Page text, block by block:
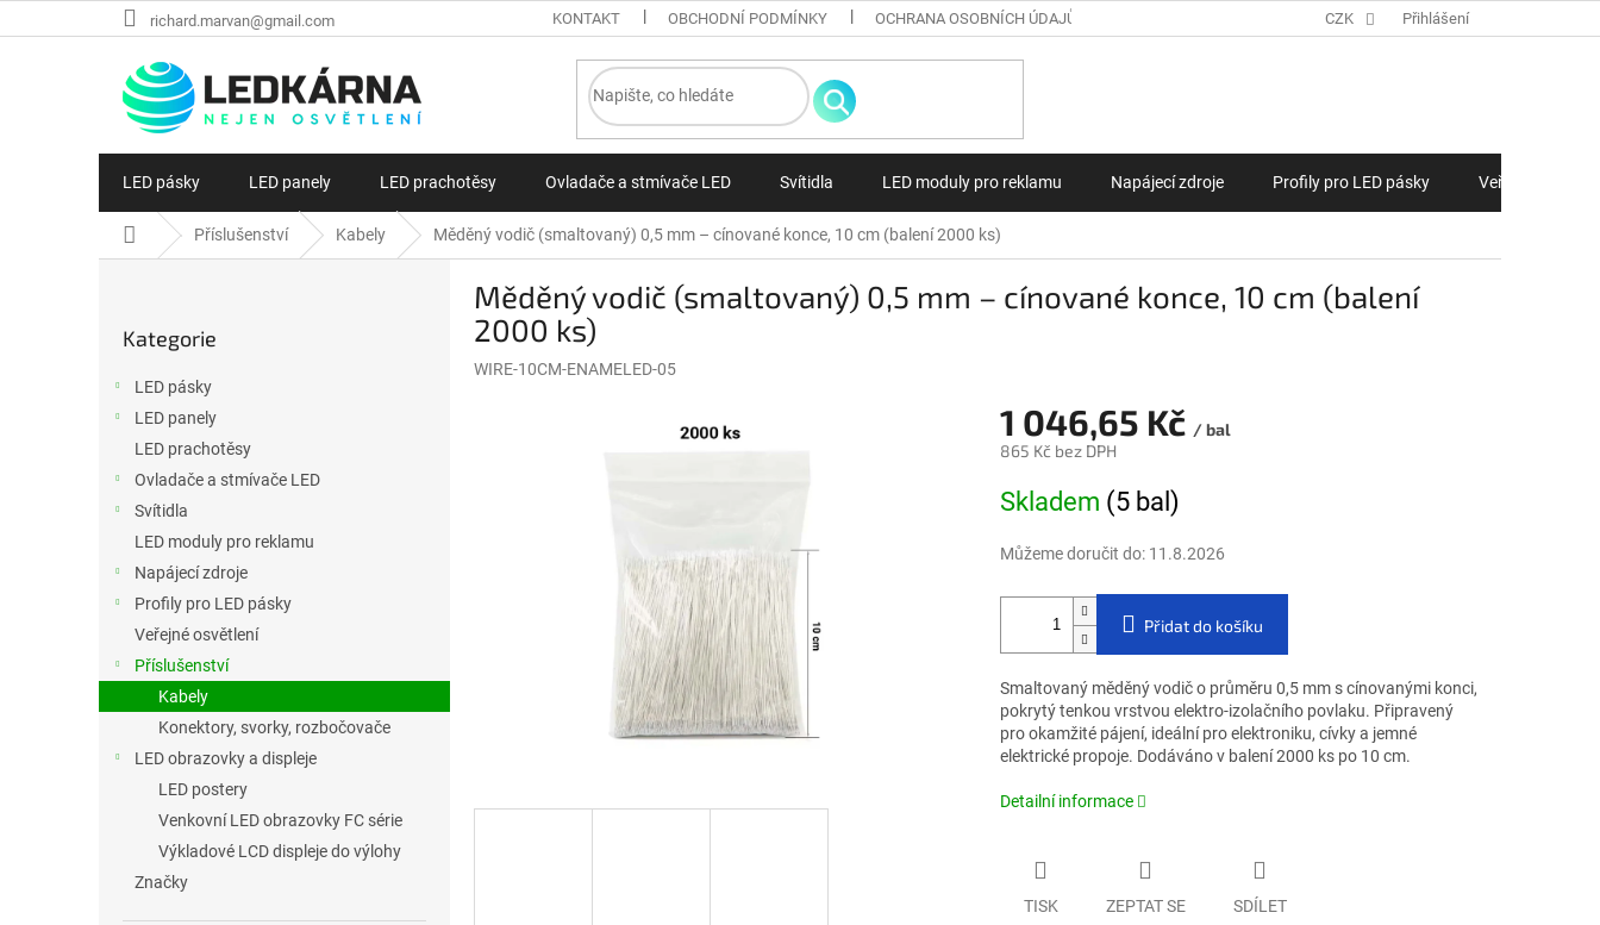
richard.marvan@gmail.com KONTAKT OBCHODNÍ PODMÍNKY OCHRANA OSOBNÍCH ÚDAJŮ ZAKÁZKOVÁ VÝROBA LED PÁSKŮ, LED MODULŮ NA MÍRU
CZK Přihlášení
LED pásky LED panely LED prachotěsy Ovladače a stmívače LED Svítidla LED moduly pro reklamu Napájecí zdroje Profily pro LED pásky Veřejné
Domů Příslušenství Kabely Měděný vodič (smaltovaný) 0,5 mm – cínované konce, 10 cm (balení 2000 ks)
Kategorie
LED pásky
LED panely
LED prachotěsy
Ovladače a stmívače LED
Svítidla
LED moduly pro reklamu
Napájecí zdroje
Profily pro LED pásky
Veřejné osvětlení
Příslušenství
Kabely
Konektory, svorky, rozbočovače
LED obrazovky a displeje
LED postery
Venkovní LED obrazovky FC série
Výkladové LCD displeje do výlohy
Značky
Měděný vodič (smaltovaný) 0,5 mm – cínované konce, 10 cm (balení
2000 ks)
WIRE-10CM-ENAMELED-05
1 046,65 Kč / bal
865 Kč bez DPH
Skladem (5 bal)
Můžeme doručit do: 11.8.2026
Přidat do košíku
Smaltovaný měděný vodič o průměru 0,5 mm s cínovanými konci,
pokrytý tenkou vrstvou elektro-izolačního povlaku. Připravený
pro okamžité pájení, ideální pro elektroniku, cívky a jemné
elektrické propoje. Dodáváno v balení 2000 ks po 10 cm.
Detailní informace
TISK ZEPTAT SE SDÍLET